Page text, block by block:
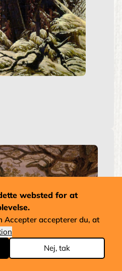
websted for at
Accepter accepterer du, at
Nej, tak